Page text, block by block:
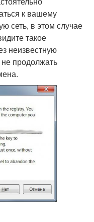
к вашему
сеть, в этом случае
такое
неизвестную
продолжать